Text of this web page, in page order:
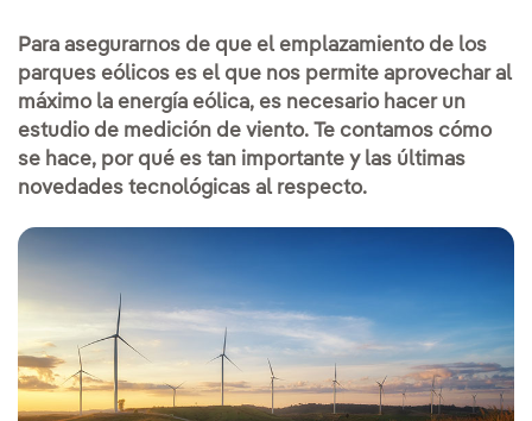
Para asegurarnos de que el emplazamiento de los
parques eólicos es el que nos permite aprovechar al
máximo la energía eólica, es necesario hacer un
estudio de medición de viento. Te contamos cómo
se hace, por qué es tan importante y las últimas
novedades tecnológicas al respecto.